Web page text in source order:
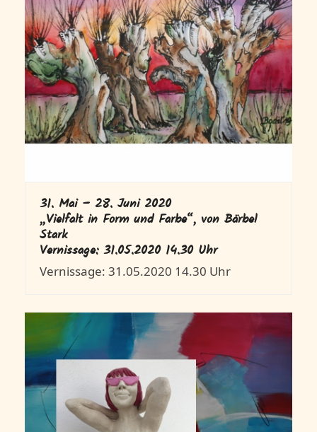
31. Mai – 28. Juni 2020
„Vielfalt in Form und Farbe“, von Bärbel
Stark
Vernissage: 31.05.2020 14.30 Uhr
Vernissage: 31.05.2020 14.30 Uhr